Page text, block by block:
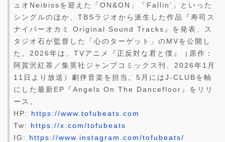
ュオNeibissを迎えた「ON&ON」「Fallin’」といった
シングルのほか、TBSラジオから派生した作品『寿司ス
ナイパーオカミ Original Sound Tracks』を発表、ス
タジオ石が監督した「心のターゲット」のMVを公開し
た。2026年は、TVアニメ『正反対な君と僕』（原作：
阿賀沢紅茶／集英社ジャンプコミックス刊、2026年1月
11日より放送）劇伴音楽を担当。5月にはJ-CLUBを軸
にした最新EP『Angels On The Dancefloor』をリリ
ース。
HP: https://www.tofubeats.com
Tw: https://x.com/tofubeats
IG: https://www.instagram.com/tofubeats/